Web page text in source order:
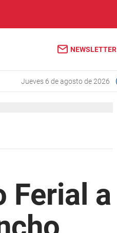
NEWSLETTER
jueves 6 de agosto de 2026
Ferial a